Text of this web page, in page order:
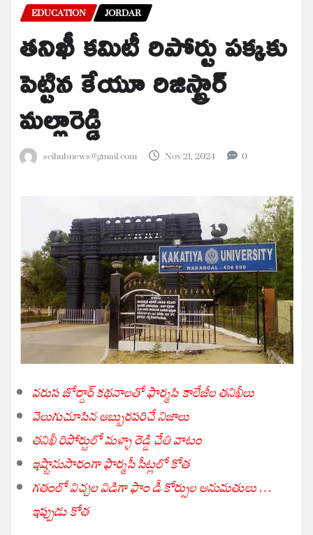
EDUCATION JORDAR
తనిఖీ కమిటీ రిపోర్టు పక్కకు
పెట్టిన కేయూ రిజిస్ట్రార్
మల్లారెడ్డి
scihubnews@gmail.com Nov 21, 2024 0
వరుస జోర్దార్ కథనాలతో ఫార్మసి కాలేజీల తనిఖీలు
వెలుగుచూసిన అబ్బురపరిచే నిజాలు
తనిఖీ రిపోర్టులో మళ్ళా రెడ్డి చేతి వాటం
ఇష్టానుసారంగా ఫార్మసీ సీట్లలో కోత
గతంలో విచ్చల విడిగా ఫాం డీ కోర్సుల అనుమతులు …
ఇప్పుడు కోత